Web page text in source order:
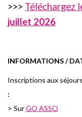
>>> Téléchargez
juillet 2026
INFORMATIONS /
Inscriptions aux séjour
:
> SurGO ASSO